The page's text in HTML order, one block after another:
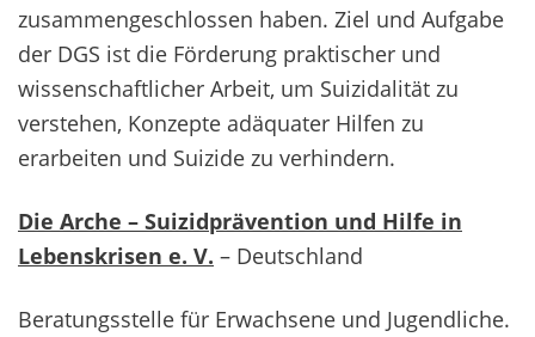
zusammengeschlossen haben. Ziel und Aufgabe
der DGS ist die Förderung praktischer und
wissenschaftlicher Arbeit, um Suizidalität zu
verstehen, Konzepte adäquater Hilfen zu
erarbeiten und Suizide zu verhindern.
Die Arche – Suizidprävention und Hilfe in
Lebenskrisen e. V. – Deutschland
Beratungsstelle für Erwachsene und Jugendliche.